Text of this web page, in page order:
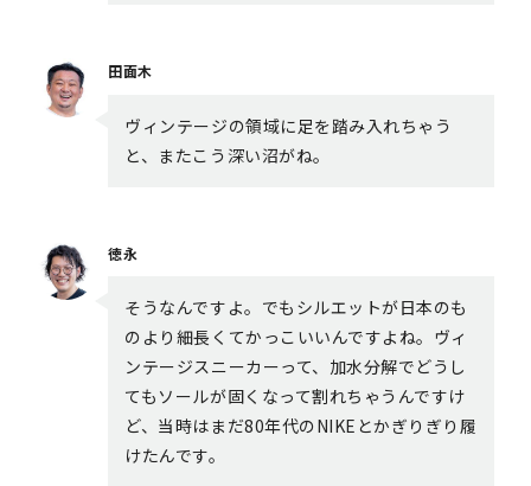
田面木
ヴィンテージの領域に足を踏み入れちゃう
と、またこう深い沼がね。
徳永
そうなんですよ。でもシルエットが日本のも
のより細長くてかっこいいんですよね。ヴィ
ンテージスニーカーって、加水分解でどうし
てもソールが固くなって割れちゃうんですけ
ど、当時はまだ80年代のNIKEとかぎりぎり履
けたんです。